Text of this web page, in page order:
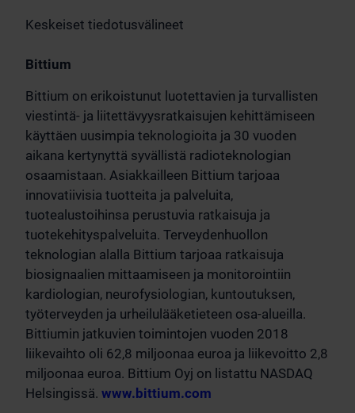
Keskeiset tiedotusvälineet
Bittium
Bittium on erikoistunut luotettavien ja turvallisten
viestintä- ja liitettävyysratkaisujen kehittämiseen
käyttäen uusimpia teknologioita ja 30 vuoden
aikana kertynyttä syvällistä radioteknologian
osaamistaan. Asiakkailleen Bittium tarjoaa
innovatiivisia tuotteita ja palveluita,
tuotealustoihinsa perustuvia ratkaisuja ja
tuotekehityspalveluita. Terveydenhuollon
teknologian alalla Bittium tarjoaa ratkaisuja
biosignaalien mittaamiseen ja monitorointiin
kardiologian, neurofysiologian, kuntoutuksen,
työterveyden ja urheilulääketieteen osa-alueilla.
Bittiumin jatkuvien toimintojen vuoden 2018
liikevaihto oli 62,8 miljoonaa euroa ja liikevoitto 2,8
miljoonaa euroa. Bittium Oyj on listattu NASDAQ
Helsingissä. www.bittium.com